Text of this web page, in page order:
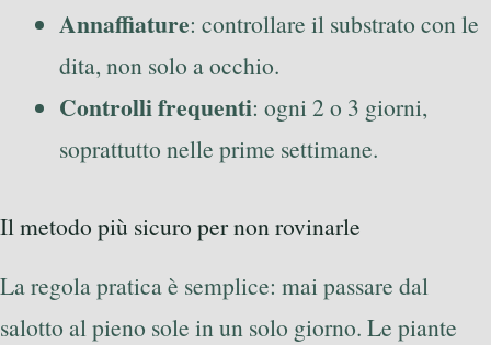
Annaffiature: controllare il substrato con le
dita, non solo a occhio.
Controlli frequenti: ogni 2 o 3 giorni,
soprattutto nelle prime settimane.
Il metodo più sicuro per non rovinarle
La regola pratica è semplice: mai passare dal
salotto al pieno sole in un solo giorno. Le piante